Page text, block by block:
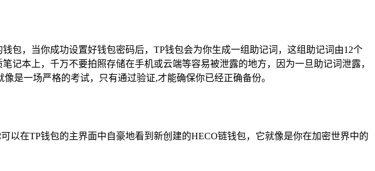
包，当你成功设置好钱包密码后，TP钱包会为你生成一组助记词，这组助记词由12个
记本上，千万不要拍照存储在手机或云端等容易被泄露的地方，因为一旦助记词泄露，
是一场严格的考试，只有通过验证,才能确保你已经正确备份。
在TP钱包的主界面中自豪地看到新创建的HECO链钱包，它就像是你在加密世界中的